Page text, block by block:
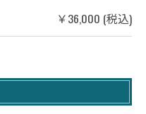
￥36,000 (税込)